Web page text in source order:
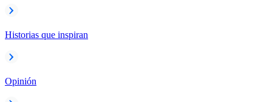
Historias que inspiran
Opinión